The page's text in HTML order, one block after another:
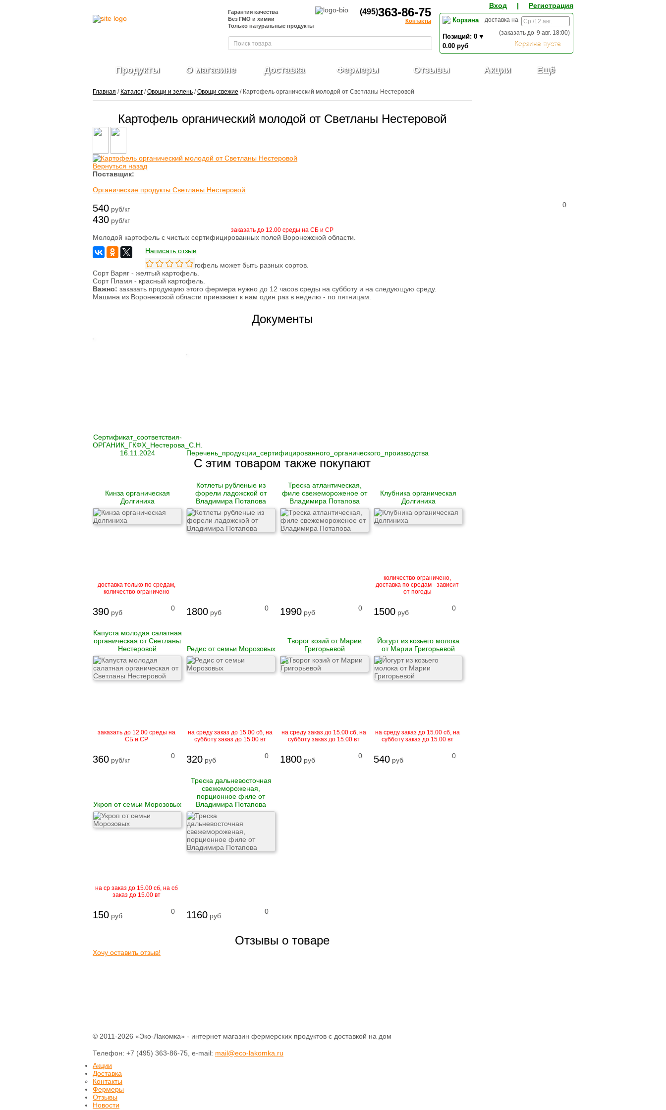
Гарантия качества
Без ГМО и химии
Только натуральные продукты
(495)363-86-75
Контакты
Вход | Регистрация
Корзина
Корзина пуста
доставка на
)
9 авг. 18:00
(заказать до
Позиций: 0
0.00 руб
0,00
Продукты О магазине Доставка Фермеры Отзывы Акции Ещё
Главная / Каталог /Овощи и зелень /Овощи свежие / Картофель органический молодой от Светланы Нестеровой
Картофель органический молодой от Светланы Нестеровой
Вернуться назад
Поставщик:
Органические продукты Светланы Нестеровой
540 руб/кг
430 руб/кг
0
заказать до 12.00 среды на СБ и СР
Молодой картофель с чистых сертифицированных полей Воронежской области.
Написать отзыв
Картофель может быть разных сортов.
Сорт Варяг - желтый картофель.
Сорт Пламя - красный картофель.
Важно: заказать продукцию этого фермера нужно до 12 часов среды на субботу и на следующую среду.
Машина из Воронежской области приезжает к нам один раз в неделю - по пятницам.
Документы
Сертификат_соответствия-
ОРГАНИК_ГКФХ_Нестерова_С.Н.
16.11.2024
Перечень_продукции_сертифицированного_органического_производства
С этим товаром также покупают
Кинза органическая
Долгиниха
доставка только по средам,
количество ограничено
390 руб
0
Котлеты рубленые из
форели ладожской от
Владимира Потапова
1800 руб
0
Треска атлантическая,
филе свежемороженое от
Владимира Потапова
1990 руб
0
Клубника органическая
Долгиниха
количество ограничено,
доставка по средам - зависит
от погоды
1500 руб
0
Капуста молодая салатная
органическая от Светланы
Нестеровой
заказать до 12.00 среды на
СБ и СР
360 руб/кг
0
Редис от семьи Морозовых
на среду заказ до 15.00 сб, на
субботу заказ до 15.00 вт
320 руб
0
Творог козий от Марии
Григорьевой
X
на среду заказ до 15.00 сб, на
субботу заказ до 15.00 вт
1800 руб
0
Йогурт из козьего молока
от Марии Григорьевой
X
на среду заказ до 15.00 сб, на
субботу заказ до 15.00 вт
540 руб
0
Укроп от семьи Морозовых
на ср заказ до 15.00 сб, на сб
заказ до 15.00 вт
150 руб
0
Треска дальневосточная
свежемороженая,
порционное филе от
Владимира Потапова
1160 руб
0
Отзывы о товаре
Хочу оставить отзыв!
© 2011-2026 «Эко-Лакомка» - интернет магазин фермерских продуктов с доставкой на дом
Телефон: +7 (495) 363-86-75, e-mail: mail@eco-lakomka.ru
Акции
Доставка
Контакты
Фермеры
Отзывы
Новости